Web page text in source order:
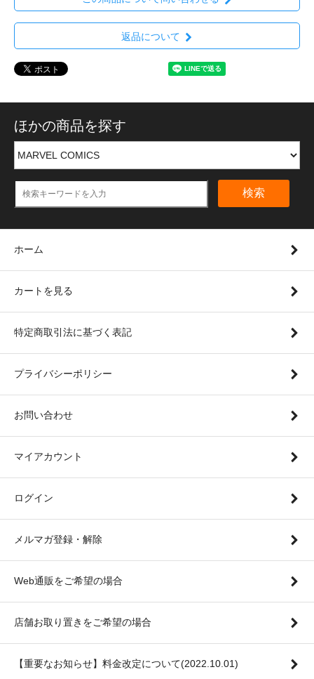
返品について
ほかの商品を探す
検索
ホーム
カートを見る
特定商取引法に基づく表記
プライバシーポリシー
お問い合わせ
マイアカウント
ログイン
メルマガ登録・解除
Web通販をご希望の場合
店舗お取り置きをご希望の場合
【重要なお知らせ】料金改定について(2022.10.01)